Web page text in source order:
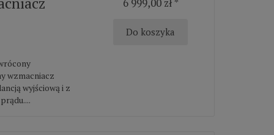
wzmacniacz
wyjściową i z
Do koszyka